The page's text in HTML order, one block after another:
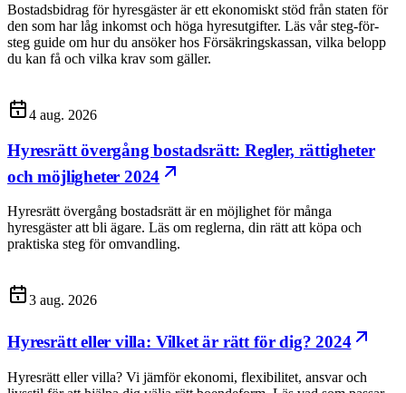
Bostadsbidrag för hyresgäster är ett ekonomiskt stöd från staten för
den som har låg inkomst och höga hyresutgifter. Läs vår steg-för-
steg guide om hur du ansöker hos Försäkringskassan, vilka belopp
du kan få och vilka krav som gäller.
4 aug. 2026
Hyresrätt övergång bostadsrätt: Regler, rättigheter
och möjligheter 2024
Hyresrätt övergång bostadsrätt är en möjlighet för många
hyresgäster att bli ägare. Läs om reglerna, din rätt att köpa och
praktiska steg för omvandling.
3 aug. 2026
Hyresrätt eller villa: Vilket är rätt för dig? 2024
Hyresrätt eller villa? Vi jämför ekonomi, flexibilitet, ansvar och